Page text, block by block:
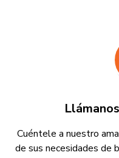
Cuéntele a nuestro
de sus necesidades de